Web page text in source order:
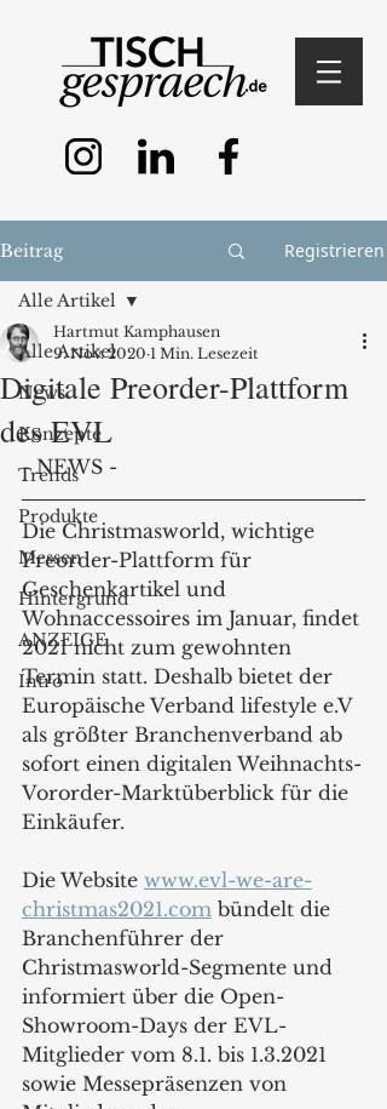
Beitrag Registrieren
Alle Artikel
News
Konzepte
Trends
Produkte
Messen
Hintergrund
ANZEIGE
Intro
Alle Artikel
Digitale Preorder-Plattform
des EVL
Hartmut Kamphausen
9. Nov. 2020 1 Min. Lesezeit
- NEWS -
Die Christmasworld, wichtige
Preorder-Plattform für
Geschenkartikel und
Wohnaccessoires im Januar, findet
2021 nicht zum gewohnten
Termin statt. Deshalb bietet der
Europäische Verband lifestyle e.V
als größter Branchenverband ab
sofort einen digitalen Weihnachts-
Vororder-Marktüberblick für die
Einkäufer.
Die Website www.evl-we-are-
christmas2021.com bündelt die
Branchenführer der
Christmasworld-Segmente und
informiert über die Open-
Showroom-Days der EVL-
Mitglieder vom 8.1. bis 1.3.2021
sowie Messepräsenzen von